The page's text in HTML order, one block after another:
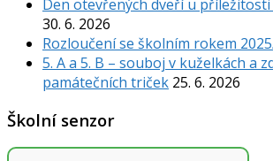
Den otevřených dveří u
30. 6. 2026
Rozloučení se školním rokem
5. A a 5. B – souboj v kuželkách a
památečních triček 25. 6. 2026
Školní senzor